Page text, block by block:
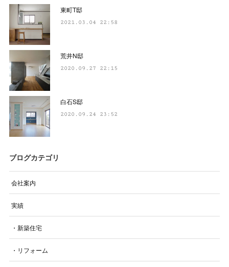
東町T邸
2021.03.04 22:58
荒井N邸
2020.09.27 22:15
白石S邸
2020.09.24 23:52
ブログカテゴリ
会社案内
実績
・新築住宅
・リフォーム